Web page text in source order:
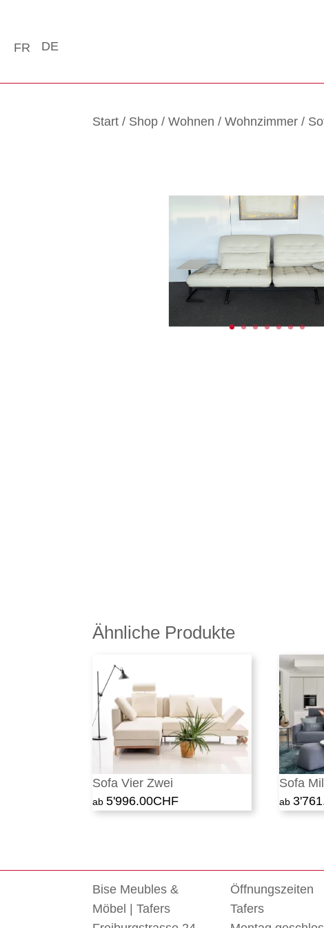
FR DE
Start / Shop /Wohnen /Wohnzimmer /
Ähnliche Produkte
Sofa Vier Zwei
5'996.00CHF
Sofa
Bise Meubles &
Möbel | Tafers
Öffnungszeiten
Tafers